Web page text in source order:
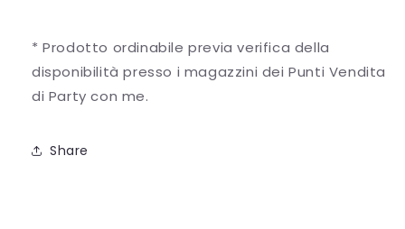
* Prodotto ordinabile previa verifica della
disponibilità presso i magazzini dei Punti Vendita
di Party con me.
Share